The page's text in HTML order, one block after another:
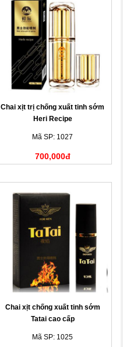
Chai xịt trị chống xuất tinh sớm
Heri Recipe
Mã SP: 1027
700,000đ
Chai xịt chống xuất tinh sớm
Tatai cao cấp
Mã SP: 1025